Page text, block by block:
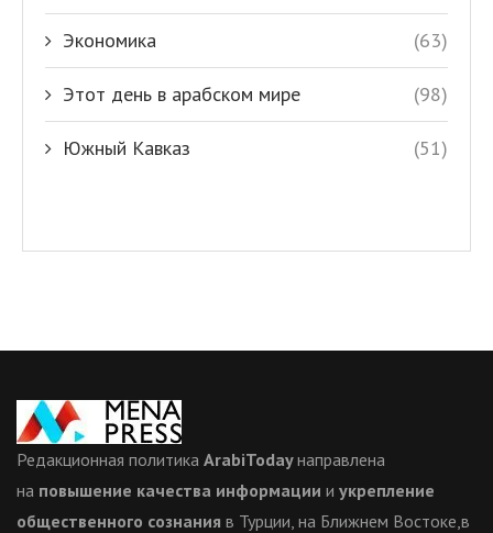
Экономика (63)
Этот день в арабском мире (98)
Южный Кавказ (51)
Редакционная политика ArabiTodayнаправлена
на повышение качества информации и укрепление
общественного сознания в Турции, на Ближнем Востоке,в